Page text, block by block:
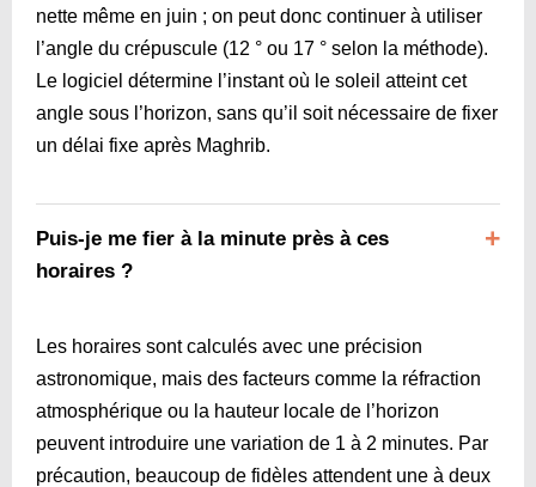
nette même en juin ; on peut donc continuer à utiliser
l’angle du crépuscule (12 ° ou 17 ° selon la méthode).
Le logiciel détermine l’instant où le soleil atteint cet
angle sous l’horizon, sans qu’il soit nécessaire de fixer
un délai fixe après Maghrib.
Puis-je me fier à la minute près à ces
horaires ?
Les horaires sont calculés avec une précision
astronomique, mais des facteurs comme la réfraction
atmosphérique ou la hauteur locale de l’horizon
peuvent introduire une variation de 1 à 2 minutes. Par
précaution, beaucoup de fidèles attendent une à deux